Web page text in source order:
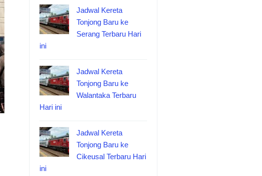
Jadwal Kereta
Tonjong Baru ke
Serang Terbaru Hari
ini
Jadwal Kereta
Tonjong Baru ke
Walantaka Terbaru
Hari ini
Jadwal Kereta
Tonjong Baru ke
Cikeusal Terbaru Hari
ini